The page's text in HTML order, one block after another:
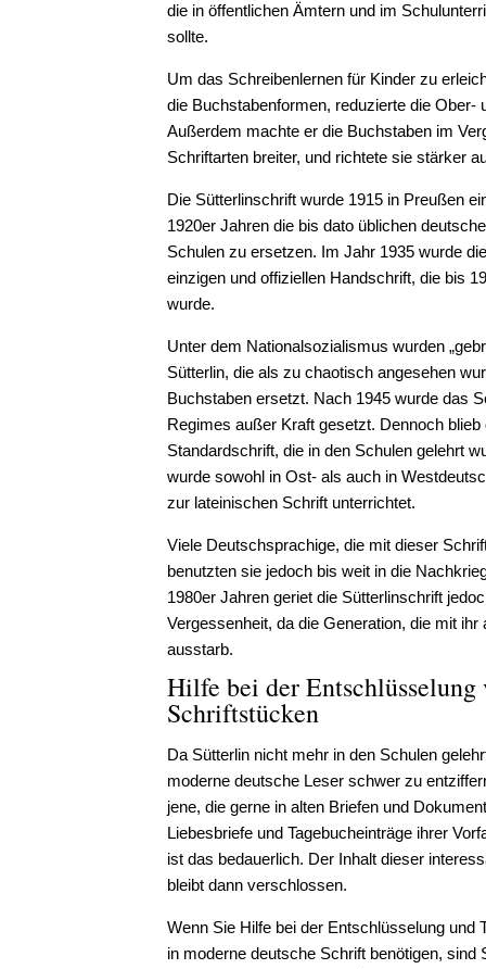
die in öffentlichen Ämtern und im
sollte.
Um das Schreibenlernen für Kinder zu
die Buchstabenformen, reduzierte die Ober-
Außerdem machte er die Buchstaben im
Schriftarten breiter, und richtete sie stärker
Die Sütterlinschrift wurde 1915 in Preußen
1920er Jahren die bis dato üblichen
Schulen zu ersetzen. Im Jahr 1935 wurde
einzigen und offiziellen Handschrift, die bis
wurde.
Unter dem Nationalsozialismus wurden
Sütterlin, die als zu chaotisch angesehen
Buchstaben ersetzt. Nach 1945 wurde das
Regimes außer Kraft gesetzt. Dennoch
Standardschrift, die in den Schulen gelehrt
wurde sowohl in Ost- als auch in
zur lateinischen Schrift unterrichtet.
Viele Deutschsprachige, die mit dieser
benutzten sie jedoch bis weit in die
1980er Jahren geriet die Sütterlinschrift
Vergessenheit, da die Generation, die mit ihr
ausstarb.
Hilfe bei der
Schriftstücken
Da Sütterlin nicht mehr in den Schulen
moderne deutsche Leser schwer zu
jene, die gerne in alten Briefen und
Liebesbriefe und Tagebucheinträge ihrer
ist das bedauerlich. Der Inhalt dieser
bleibt dann verschlossen.
Wenn Sie Hilfe bei der Entschlüsselung und
in moderne deutsche Schrift benötigen, sind